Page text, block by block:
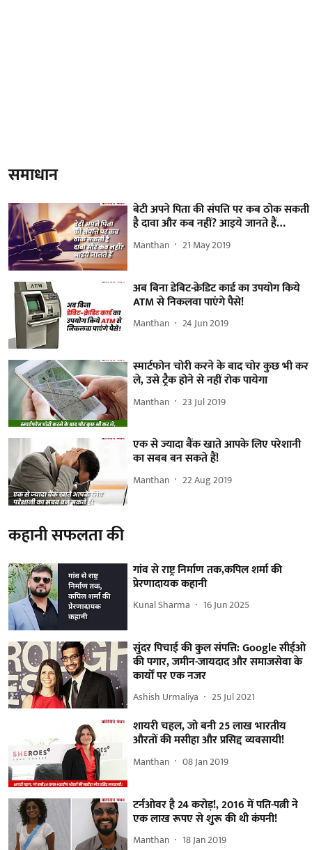
समाधान
बेटी अपने पिता की संपत्ति पर कब ठोक सकती
है दावा और कब नहीं? आइये जानते हैं…
Manthan 21 May 2019
अब बिना डेबिट-क्रेडिट कार्ड का उपयोग किये
ATM से निकलवा पाएंगे पैसे!
Manthan 24 Jun 2019
स्मार्टफोन चोरी करने के बाद चोर कुछ भी कर
ले, उसे ट्रैक होने से नहीं रोक पायेगा
Manthan 23 Jul 2019
एक से ज्यादा बैंक खाते आपके लिए परेशानी
का सबब बन सकते हैं!
Manthan 22 Aug 2019
कहानी सफलता की
गांव से राष्ट्र निर्माण तक,कपिल शर्मा की
प्रेरणादायक कहानी
Kunal Sharma 16 Jun 2025
सुंदर पिचाई की कुल संपत्ति: Google सीईओ
की पगार, जमीन-जायदाद और समाजसेवा के
कार्यों पर एक नजर
Ashish Urmaliya 25 Jul 2021
शायरी चहल, जो बनी 25 लाख भारतीय
औरतों की मसीहा और प्रसिद्द व्यवसायी!
Manthan 08 Jan 2019
टर्नओवर है 24 करोड़!, 2016 में पति-पत्नी ने
एक लाख रूपए से शुरू की थी कंपनी!
Manthan 18 Jan 2019